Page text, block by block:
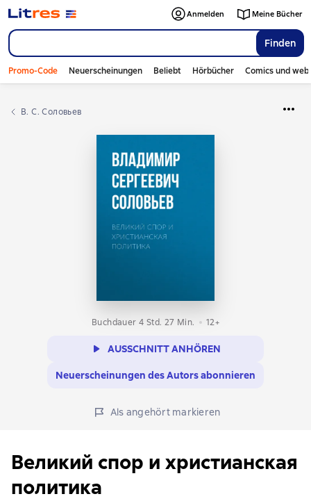
Finden
Anmelden Meine Bücher
Promo-Code Neuerscheinungen Beliebt Hörbücher Comics und
В. С. Соловьев
Buchdauer 4 Std. 27 Min. 12+
AUSSCHNITT ANHÖREN
Neuerscheinungen des Autors abonnieren
Als angehört markieren
Великий спор и христианская
политика